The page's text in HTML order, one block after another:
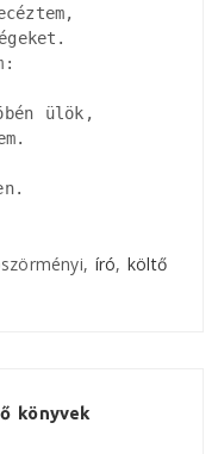
ülök,
író, költő
könyvek